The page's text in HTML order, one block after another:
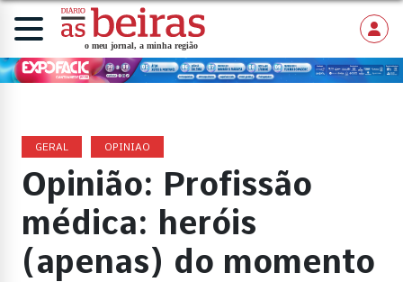
GERAL OPINIAO
Opinião: Profissão
médica: heróis
(apenas) do momento